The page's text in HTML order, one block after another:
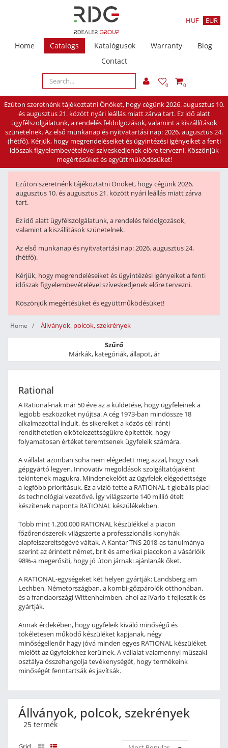
HUF EUR
Home Catalogs Katalógusok Warranty
Blog
Contact
0 0
Ezúton szeretnénk tájékoztatni Önöket, hogy cégünk 2026. augusztus 10.
és augusztus 21. között nyári leállás miatt zárva tart. Ez idő alatt
ügyfélszolgálatunk, a rendelés feldolgozások, valamint a kiszállítások
szünetelnek. Az első munkanap és nyitvatartási nap: 2026. augusztus 24.
(hétfő). Kérjük, hogy megrendeléseiket és ügyintézési igényeiket a fenti
időszak figyelembevételével szíveskedjenek előre tervezni. Köszönjük
megértésüket és együttműködésüket!
Ezúton szeretnénk tájékoztatni Önöket, hogy cégünk 2026.
augusztus 10. és augusztus 21. között nyári leállás miatt zárva
tart.
Ez idő alatt ügyfélszolgálatunk, a rendelés feldolgozások,
valamint a kiszállítások szünetelnek.
Az első munkanap és nyitvatartási nap: 2026. augusztus 24.
(hétfő).
Kérjük, hogy megrendeléseiket és ügyintézési igényeiket a fenti
időszak figyelembevételével szíveskedjenek előre tervezni.
Köszönjük megértésüket és együttműködésüket!
Home Állványok, polcok, szekrények
Szűrő
Márkák, kategóriák, állapot, ár
Rational
A Rational-nak már 50 éve az a küldetése, hogy ügyfeleinek a
legjobb eszközöket nyújtsa. A cég 1973-ban mindössze 18
alkalmazottal indult, és sikereiket a közös cél iránti
rendíthetetlen elkötelezettségükre építették, hogy
folyamatosan értéket teremtsenek ügyfeleik számára.
A vállalat azonban soha nem elégedett meg azzal, hogy csak
gépgyártó legyen. Innovatív megoldások szolgáltatójaként
tekintenek magukra. Mindenekelőtt az ügyfelek elégedettsége
a legfőbb prioritásuk. Ez a vízió tette a RATIONAL-t globális piaci
és technológiai vezetővé. Így világszerte 140 millió ételt
készítenek naponta RATIONAL készülékekben.
Több mint 1.200.000 RATIONAL készülékkel a piacon
főzőrendszereik világszerte a professzionális konyhák
alapfelszereltségévé váltak. A Kantar TNS 2018-as tanulmánya
szerint az érintett német, brit és amerikai piacokon a vásárlóik
98%-a megerősíti, hogy jó úton járnak: ajánlanák őket.
A RATIONAL-egységeket két helyen gyártják: Landsberg am
Lechben, Németországban, a kombi-gőzpárolók otthonában,
és a franciaországi Wittenheimben, ahol az iVario-t fejlesztik és
gyártják.
Annak érdekében, hogy ügyfeleik kiváló minőségű és
tökéletesen működő készüléket kapjanak, négy
minőségellenőr hagy jóvá minden egyes RATIONAL készüléket,
mielőtt az ügyfelekhez kerülnek. A vállalat valamennyi műszaki
osztálya összehangolja tevékenységét, hogy termékeink
minőségét fenntartsák és javítsák.
Állványok, polcok, szekrények
25 termék